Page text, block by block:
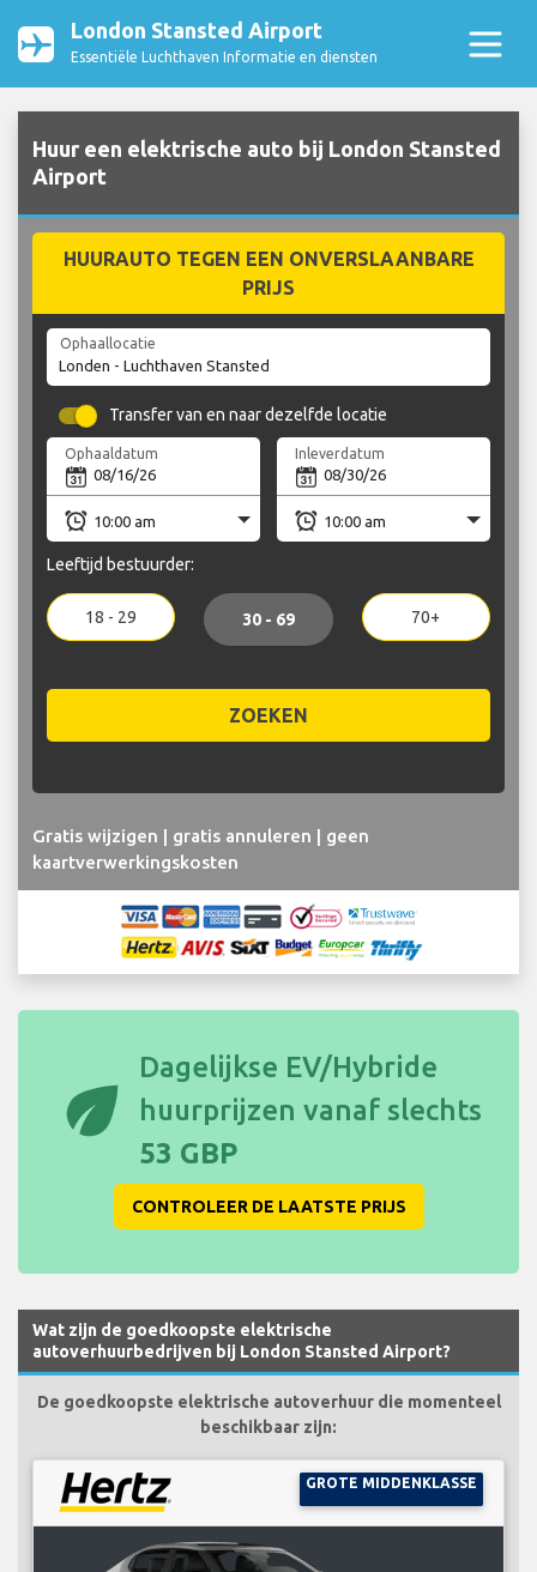
London Stansted Airport
Essentiële Luchthaven Informatie en diensten
Huur een elektrische auto bij London Stansted
Airport
HUURAUTO TEGEN EEN ONVERSLAANBARE
PRIJS
Ophaallocatie
Transfer van en naar dezelfde locatie
Ophaaldatum Inleverdatum
Leeftijd bestuurder:
18 - 29 30 - 69 70+
ZOEKEN
Gratis wijzigen | gratis annuleren | geen
kaartverwerkingskosten
eco
Dagelijkse EV/Hybride
huurprijzen vanaf slechts
53 GBP
CONTROLEER DE LAATSTE PRIJS
Wat zijn de goedkoopste elektrische
autoverhuurbedrijven bij London Stansted Airport?
De goedkoopste elektrische autoverhuur die momenteel
beschikbaar zijn:
GROTE MIDDENKLASSE